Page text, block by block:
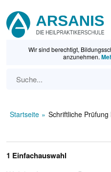
Wir sind berechtigt,
anzunehmen.
Startseite Schriftliche
1 Einfachauswahl